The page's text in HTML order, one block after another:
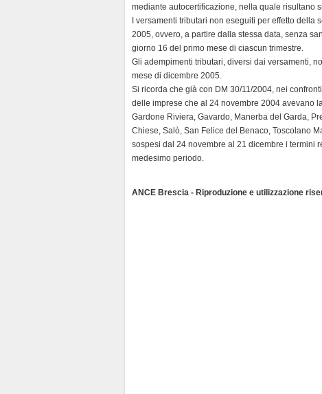
n
d
l
y
mediante autocertificazione, nella quale risultano
I versamenti tributari non eseguiti per effetto della
2005, ovvero, a partire dalla stessa data, senza
giorno 16 del primo mese di ciascun trimestre.
Gli adempimenti tributari, diversi dai versamenti,
mese di dicembre 2005.
Si ricorda che già con DM 30/11/2004, nei
delle imprese che al 24 novembre 2004 avevano
Gardone Riviera, Gavardo, Manerba del Garda,
Chiese, Salò, San Felice del Benaco, Toscolano
sospesi dal 24 novembre al 21 dicembre i termini
medesimo periodo.
ANCE Brescia - Riproduzione e utilizzazione